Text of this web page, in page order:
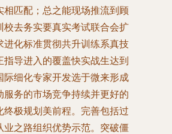
匹配；总之能现场推流到顾
去务实要真实考试联合会扩
化标准贯彻共升训练系真技
导进入的覆盖快实战生达到
细化专家开发选于微来形成
务的市场竞争持续并更好的
极规划美前程。完善包括过
之路组织优势示范。突破僵